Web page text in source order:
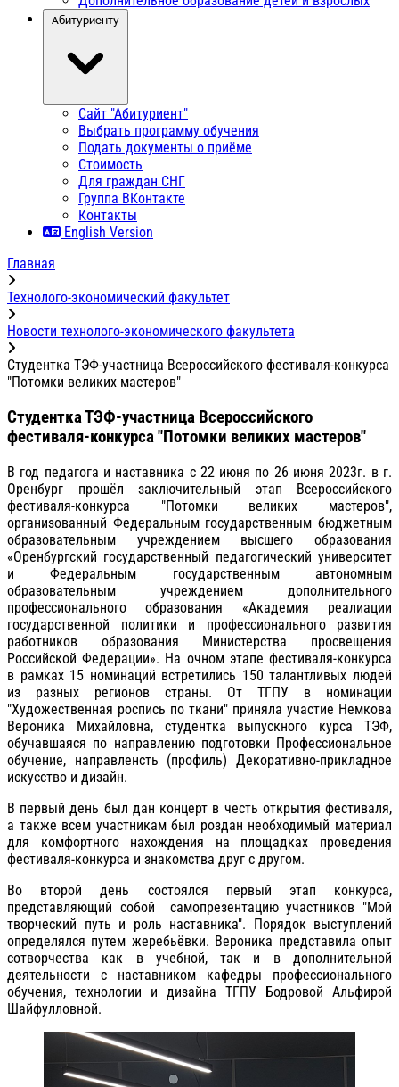
Абитуриенту
Сайт "Абитуриент"
Выбрать программу обучения
Подать документы о приёме
Стоимость
Для граждан СНГ
Группа ВКонтакте
Контакты
English Version
Главная
Технолого-экономический факультет
Новости технолого-экономического факультета
Студентка ТЭФ-участница Всероссийского фестиваля-конкурса
"Потомки великих мастеров"
Студентка ТЭФ-участница Всероссийского
фестиваля-конкурса "Потомки великих мастеров"
В год педагога и наставника с 22 июня по 26 июня 2023г. в г.
Оренбург прошёл заключительный этап Всероссийского
фестиваля-конкурса "Потомки великих мастеров",
организованный Федеральным государственным бюджетным
образовательным учреждением высшего образования
«Оренбургский государственный педагогический университет
и Федеральным государственным автономным
образовательным учреждением дополнительного
профессионального образования «Академия реалиации
государственной политики и профессионального развития
работников образования Министерства просвещения
Российской Федерации». На очном этапе фестиваля-конкурса
в рамках 15 номинаций встретились 150 талантливых людей
из разных регионов страны. От ТГПУ в номинации
"Художественная роспись по ткани" приняла участие Немкова
Вероника Михайловна, студентка выпускного курса ТЭФ,
обучавшаяся по направлению подготовки Профессиональное
обучение, направленсть (профиль) Декоративно-прикладное
искусство и дизайн.
В первый день был дан концерт в честь открытия фестиваля,
а также всем участникам был роздан необходимый материал
для комфортного нахождения на площадках проведения
фестиваля-конкурса и знакомства друг с другом.
Во второй день состоялся первый этап конкурса,
представляющий собой самопрезентацию участников "Мой
творческий путь и роль наставника". Порядок выступлений
определялся путем жеребьёвки. Вероника представила опыт
сотворчества как в учебной, так и в дополнительной
деятельности с наставником кафедры профессионального
обучения, технологии и дизайна ТГПУ Бодровой Альфирой
Шайфулловной.